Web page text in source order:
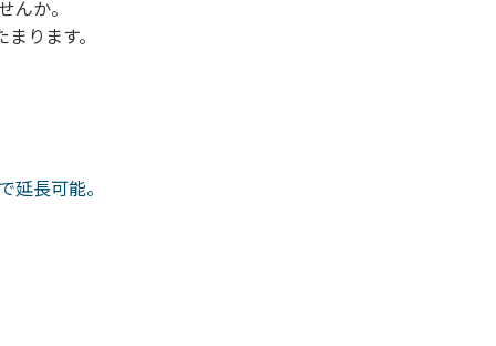
んか。
ります。
長可能。